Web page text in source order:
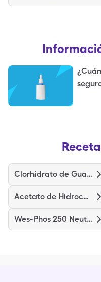
Clorhidrato de Guanfacina
Acetato de Hidrocortisona
Wes-Phos 250 Neutral